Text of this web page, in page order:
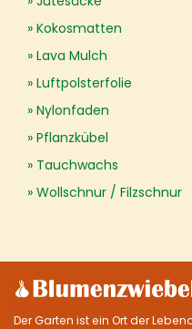
Kokosmatten
Lava Mulch
Luftpolsterfolie
Nylonfaden
Pflanzkübel
Tauchwachs
Wollschnur / Filzschnur
Der Garten ist ein Ort der